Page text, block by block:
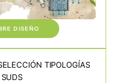
DISEÑO
TIPOLOGÍAS